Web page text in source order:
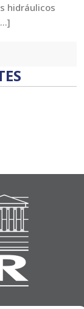
hidráulicos